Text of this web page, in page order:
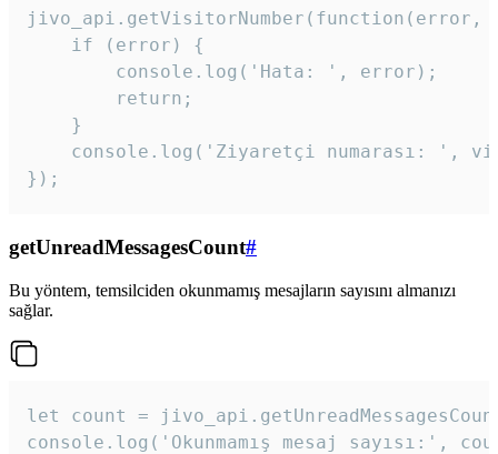
jivo_api.getVisitorNumber(function(error,
    if (error) {
        console.log('Hata: ', error);
        return;
    }
console.log('Ziyaretçi numarası: ',
});
getUnreadMessagesCount#
Bu yöntem, temsilciden okunmamış mesajların sayısını almanızı
sağlar.
let count =
console.log('Okunmamış mesaj sayısı:',